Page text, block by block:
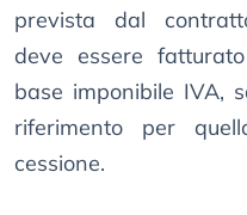
prevista dal
deve essere
base imponibile IVA,
riferimento per
cessione.